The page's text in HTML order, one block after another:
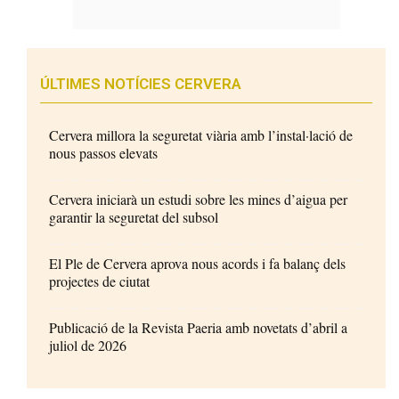
ÚLTIMES NOTÍCIES CERVERA
Cervera millora la seguretat viària amb l’instal·lació de
nous passos elevats
Cervera iniciarà un estudi sobre les mines d’aigua per
garantir la seguretat del subsol
El Ple de Cervera aprova nous acords i fa balanç dels
projectes de ciutat
Publicació de la Revista Paeria amb novetats d’abril a
juliol de 2026